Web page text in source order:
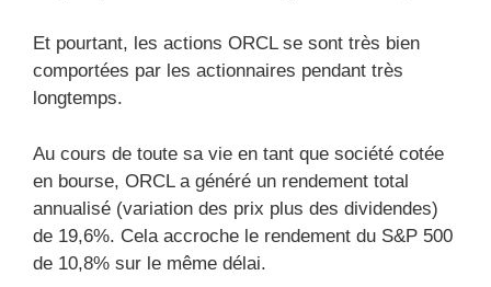
Et pourtant, les actions ORCL se sont très bien
comportées par les actionnaires pendant très
longtemps.
Au cours de toute sa vie en tant que société cotée
en bourse, ORCL a généré un rendement total
annualisé (variation des prix plus des dividendes)
de 19,6%. Cela accroche le rendement du S&P 500
de 10,8% sur le même délai.